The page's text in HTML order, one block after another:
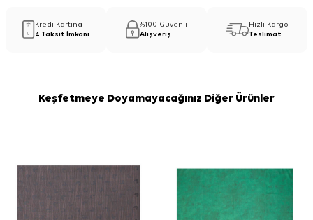
Kredi Kartına
4 Taksit İmkanı
%100 Güvenli
Alışveriş
Hızlı Kargo
Teslimat
Keşfetmeye Doyamayacağınız Diğer Ürünler